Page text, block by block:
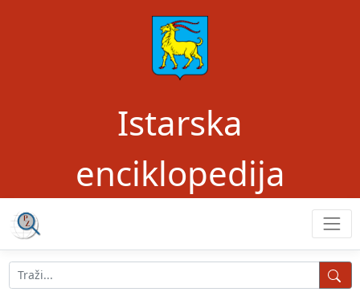
Istarska
enciklopedija